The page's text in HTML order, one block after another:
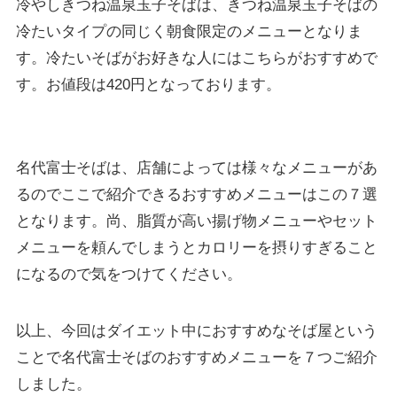
冷やしきつね温泉玉子そばは、きつね温泉玉子そばの
冷たいタイプの同じく朝食限定のメニューとなりま
す。冷たいそばがお好きな人にはこちらがおすすめで
す。お値段は420円となっております。
名代富士そばは、店舗によっては様々なメニューがあ
るのでここで紹介できるおすすめメニューはこの７選
となります。尚、脂質が高い揚げ物メニューやセット
メニューを頼んでしまうとカロリーを摂りすぎること
になるので気をつけてください。
以上、今回はダイエット中におすすめなそば屋という
ことで名代富士そばのおすすめメニューを７つご紹介
しました。